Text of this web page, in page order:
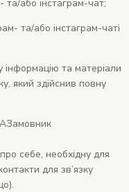
або інстаграм-чат;
та/або інстаграм-чаті
та матеріали
який здійснив повну
Замовник
себе, необхідну для
для зв’язку